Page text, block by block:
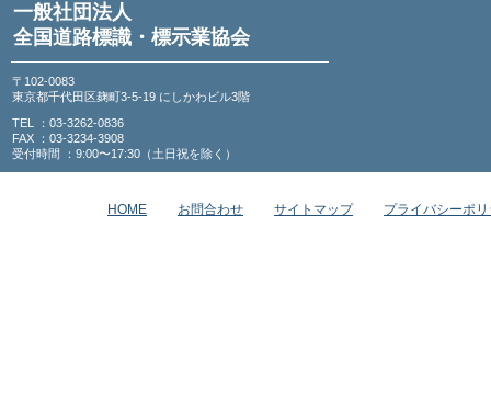
一般社団法人
全国道路標識・標示業協会
〒102-0083
東京都千代田区麹町3-5-19 にしかわビル3階
TEL ：03-3262-0836
FAX ：03-3234-3908
受付時間 ：9:00〜17:30（土日祝を除く）
HOME お問合わせ サイトマップ プライバシーポ